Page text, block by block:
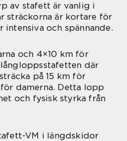
av stafett är vanlig i
sträckorna är kortare för
och spännande.
och 4×10 km för
där
på 15 km för
damerna. Detta lopp
och fysisk styrka från
VM i längdskidor